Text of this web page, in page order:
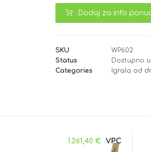
Dodaj za info
SKU
WP602
Status
Dostupno
Categories
Igrala od
1.261,40€